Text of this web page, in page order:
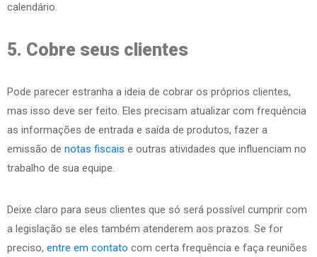
calendário.
5. Cobre seus clientes
Pode parecer estranha a ideia de cobrar os próprios clientes,
mas isso deve ser feito. Eles precisam atualizar com frequência
as informações de entrada e saída de produtos, fazer a
emissão de notas fiscais e outras atividades que influenciam no
trabalho de sua equipe.
Deixe claro para seus clientes que só será possível cumprir com
a legislação se eles também atenderem aos prazos. Se for
preciso, entre em contato com certa frequência e faça reuniões